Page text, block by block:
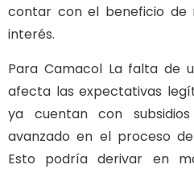
contar con el beneficio de
interés.
Para Camacol La falta de
afecta las expectativas
ya cuentan con
avanzado en el proceso
Esto podría derivar en